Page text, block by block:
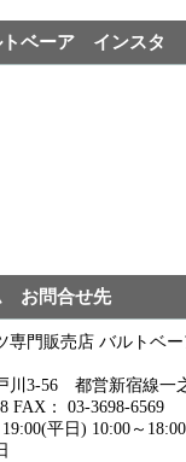
トベーア インスタ
お問合せ先
専門販売店 バルトベー
川3-56 都営新宿線一
FAX： 03-3698-6569
平日) 10:00～